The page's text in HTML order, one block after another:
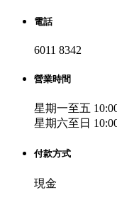
電話
6011 8342
營業時間
星期一至五
星期六至日
付款方式
現金